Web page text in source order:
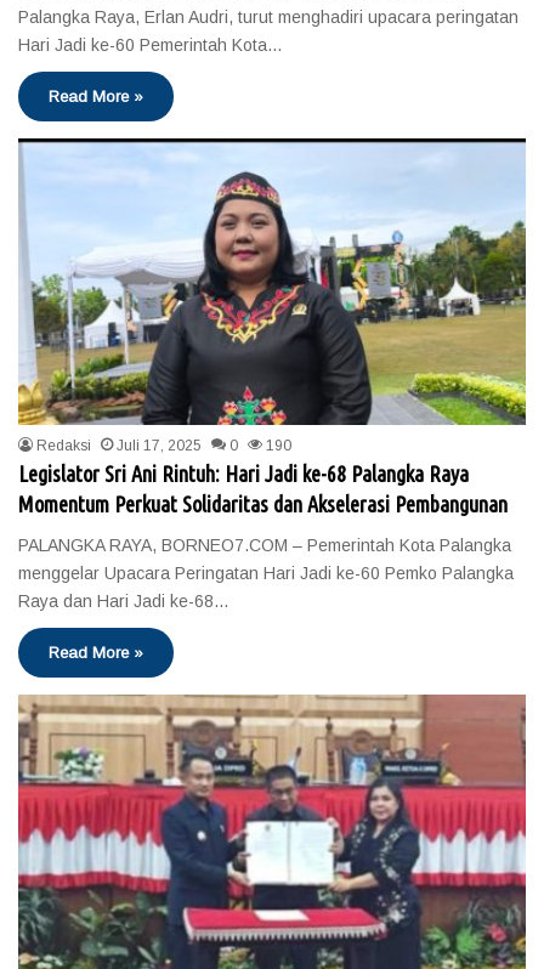
Palangka Raya, Erlan Audri, turut menghadiri upacara peringatan
Hari Jadi ke-60 Pemerintah Kota…
Read More »
Redaksi Juli 17, 2025 0 190
Legislator Sri Ani Rintuh: Hari Jadi ke-68 Palangka Raya
Momentum Perkuat Solidaritas dan Akselerasi Pembangunan
PALANGKA RAYA, BORNEO7.COM – Pemerintah Kota Palangka
menggelar Upacara Peringatan Hari Jadi ke-60 Pemko Palangka
Raya dan Hari Jadi ke-68…
Read More »